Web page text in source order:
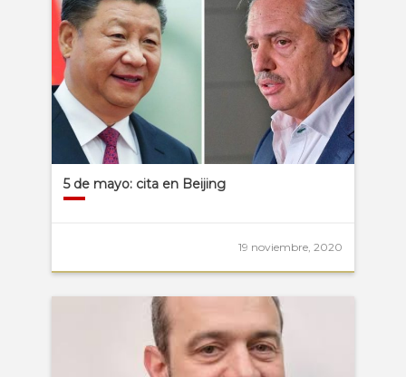
5 de mayo: cita en Beijing
19 noviembre, 2020